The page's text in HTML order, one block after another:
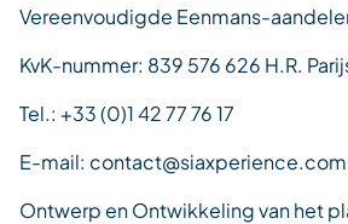
Vereenvoudigde Eenmans-
KvK-nummer: 839 576 626 H.R.
Tel.: +33 (0)1 42 77 76 17
E-mail: contact@siaxperience.com
Ontwerp en Ontwikkeling van het